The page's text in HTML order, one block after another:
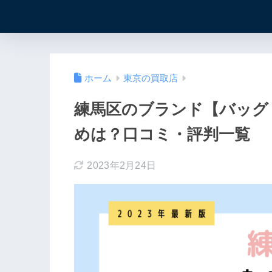
ホーム 東京の買取店
練馬区のブランド【バッ
めは？口コミ・評判一覧
2023年2月24日